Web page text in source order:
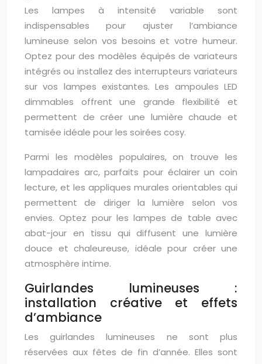
Les lampes à intensité variable sont
indispensables pour ajuster l’ambiance
lumineuse selon vos besoins et votre humeur.
Optez pour des modèles équipés de variateurs
intégrés ou installez des interrupteurs variateurs
sur vos lampes existantes. Les ampoules LED
dimmables offrent une grande flexibilité et
permettent de créer une lumière chaude et
tamisée idéale pour les soirées cosy.
Parmi les modèles populaires, on trouve les
lampadaires arc, parfaits pour éclairer un coin
lecture, et les appliques murales orientables qui
permettent de diriger la lumière selon vos
envies. Optez pour les lampes de table avec
abat-jour en tissu qui diffusent une lumière
douce et chaleureuse, idéale pour créer une
atmosphère intime.
Guirlandes lumineuses :
installation créative et effets
d’ambiance
Les guirlandes lumineuses ne sont plus
réservées aux fêtes de fin d’année. Elles sont